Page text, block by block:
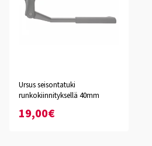
Ursus seisontatuki
runkokiinnityksellä 40mm
19,00€